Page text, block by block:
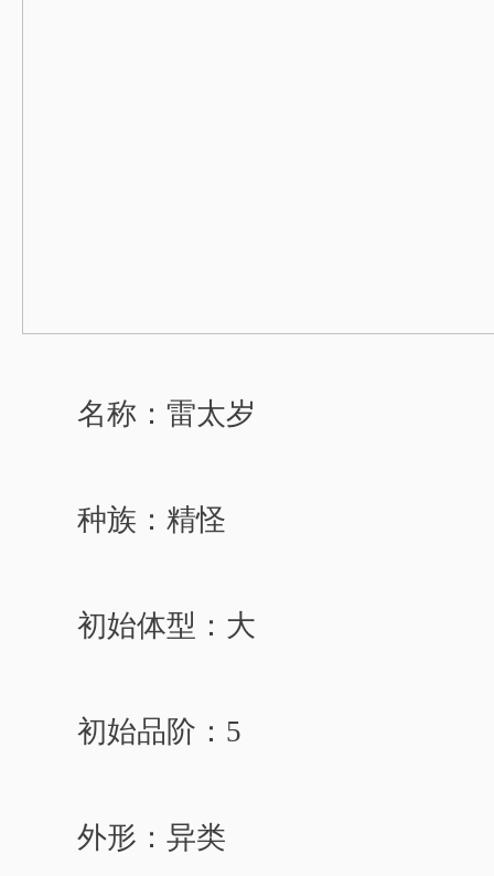
名称：雷太岁
种族：精怪
初始体型：大
初始品阶：5
外形：异类